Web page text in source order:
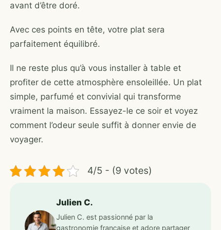
avant d’être doré.
Avec ces points en tête, votre plat sera
parfaitement équilibré.
Il ne reste plus qu’à vous installer à table et
profiter de cette atmosphère ensoleillée. Un plat
simple, parfumé et convivial qui transforme
vraiment la maison. Essayez-le ce soir et voyez
comment l’odeur seule suffit à donner envie de
voyager.
4/5 - (9 votes)
Julien C.
Julien C. est passionné par la
gastronomie française et adore partager